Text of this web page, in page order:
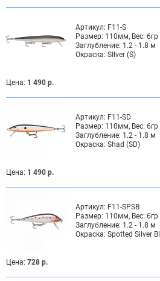
Артикул: F11-S
Размер: 110мм, Вес: 6гр
Заглубление: 1.2 - 1.8 м
Окраска: SIlver (S)
Цена: 1 490 р.
Артикул: F11-SD
Размер: 110мм, Вес: 6гр
Заглубление: 1.2 - 1.8 м
Окраска: Shad (SD)
Цена: 1 490 р.
Артикул: F11-SPSB
Размер: 110мм, Вес: 6гр
Заглубление: 1.2 - 1.8 м
Окраска: Spotted Silver
Цена: 728 р.